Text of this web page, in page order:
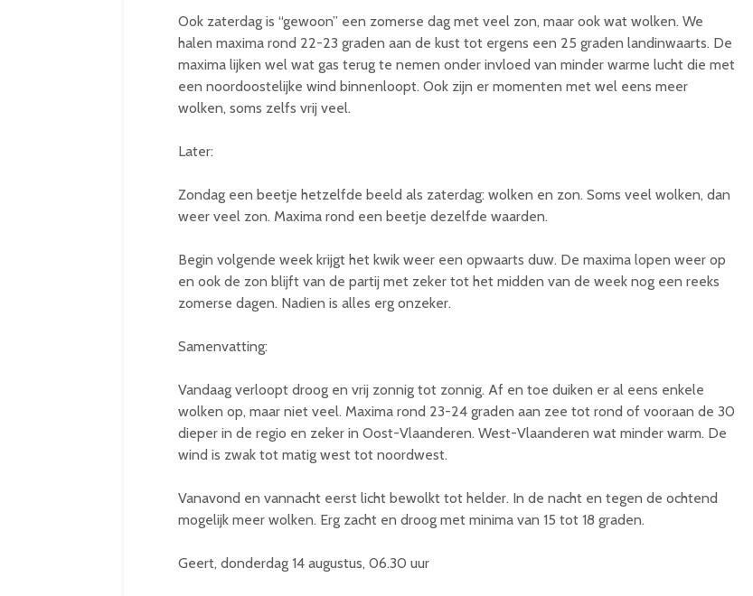
Ook zaterdag is “gewoon” een zomerse dag met veel zon, maar ook wat wolken. We
halen maxima rond 22-23 graden aan de kust tot ergens een 25 graden landinwaarts. De
maxima lijken wel wat gas terug te nemen onder invloed van minder warme lucht die met
een noordoostelijke wind binnenloopt. Ook zijn er momenten met wel eens meer
wolken, soms zelfs vrij veel.
Later:
Zondag een beetje hetzelfde beeld als zaterdag: wolken en zon. Soms veel wolken, dan
weer veel zon. Maxima rond een beetje dezelfde waarden.
Begin volgende week krijgt het kwik weer een opwaarts duw. De maxima lopen weer op
en ook de zon blijft van de partij met zeker tot het midden van de week nog een reeks
zomerse dagen. Nadien is alles erg onzeker.
Samenvatting:
Vandaag verloopt droog en vrij zonnig tot zonnig. Af en toe duiken er al eens enkele
wolken op, maar niet veel. Maxima rond 23-24 graden aan zee tot rond of vooraan de 30
dieper in de regio en zeker in Oost-Vlaanderen. West-Vlaanderen wat minder warm. De
wind is zwak tot matig west tot noordwest.
Vanavond en vannacht eerst licht bewolkt tot helder. In de nacht en tegen de ochtend
mogelijk meer wolken. Erg zacht en droog met minima van 15 tot 18 graden.
Geert, donderdag 14 augustus, 06.30 uur